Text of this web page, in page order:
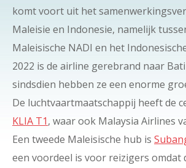
komt voort uit het
Maleisie en Indonesie, namelijk
Maleisische NADI en het
2022 is de airline gerebrand naar
sindsdien hebben ze een enorme
De luchtvaartmaatschappij heeft de
KLIA T1, waar ook Malaysia Airlines
Een tweede Maleisische hub is
een voordeel is voor reizigers omdat